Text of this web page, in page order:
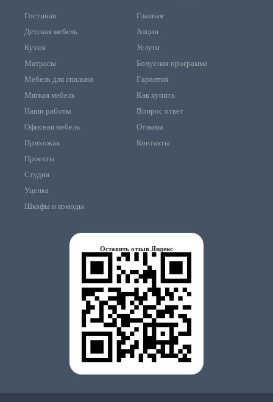
Гостиная
Детская мебель
Кухня
Матрасы
Мебель для спальни
Мягкая мебель
Наши работы
Офисная мебель
Прихожая
Проекты
Студия
Уценка
Шкафы и комоды
Главная
Акции
Услуги
Бонусная программа
Гарантия
Как купить
Вопрос ответ
Отзывы
Контакты
Оставить отзыв Яндекс